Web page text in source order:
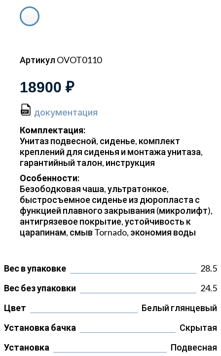
Артикул OVOT0110
18900 ₽
документация
Комплектация:
Унитаз подвесной, сиденье, комплект
креплений для сиденья и монтажа унитаза,
гарантийный талон, инструкция
Особенности:
Безободковая чаша, ультратонкое,
быстросъемное сиденье из дюропласта с
функцией плавного закрывания (микролифт),
антигрязевое покрытие, устойчивость к
царапинам, смыв Tornado, экономия воды
Вес в упаковке
28.5
Вес без упаковки
24.5
Цвет
Белый глянцевый
Установка бачка
Скрытая
Установка
Подвесная